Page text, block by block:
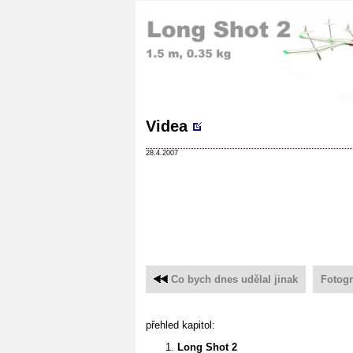
Videa
28.4.2007
Co bych dnes udělal jinak
přehled kapitol:
Long Shot 2